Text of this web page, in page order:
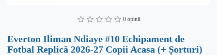
0 opinii
Everton Iliman Ndiaye #10 Echipament de
Fotbal Replică 2026-27 Copii Acasa (+ Șorturi)